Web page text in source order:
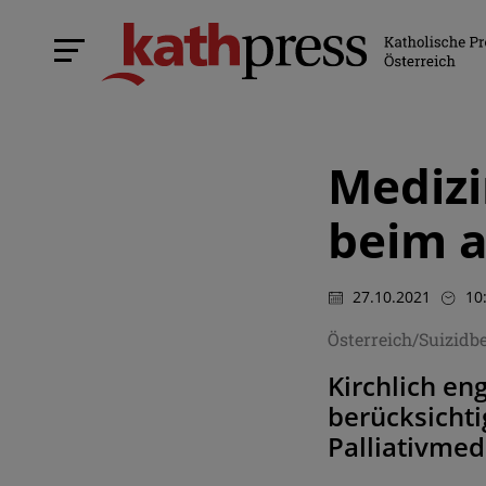
beim
27.10.2021
Österreich/
Kirchlich